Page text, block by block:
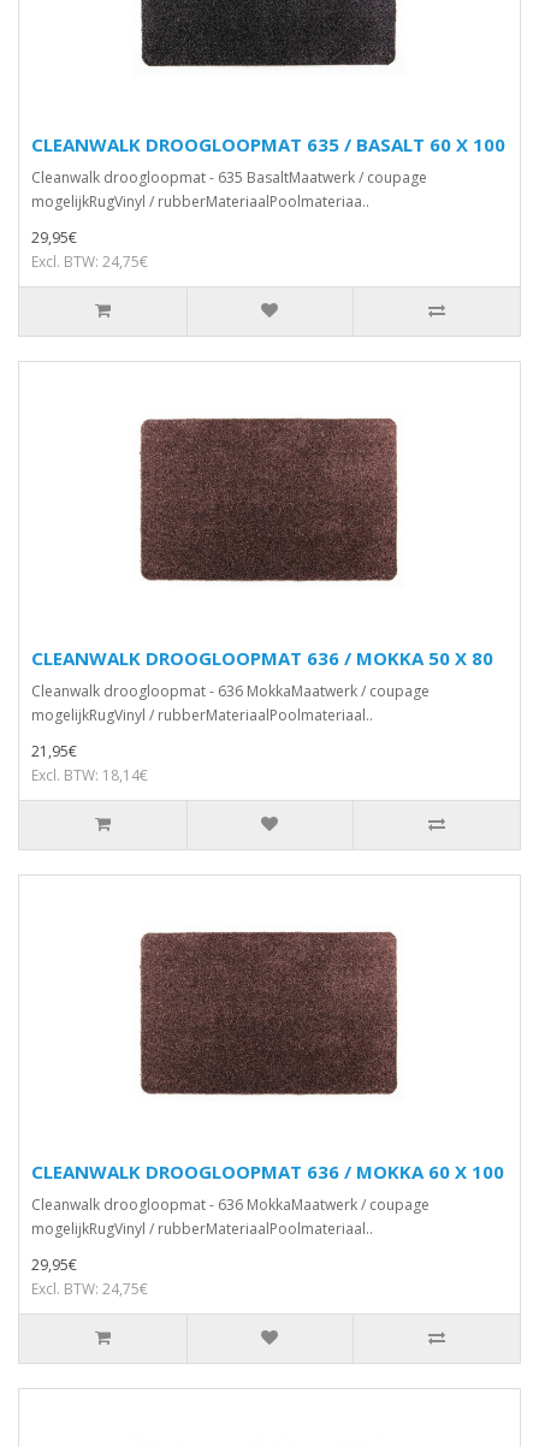
CLEANWALK DROOGLOOPMAT 635 / BASALT 60 X 100
Cleanwalk droogloopmat - 635 BasaltMaatwerk / coupage
mogelijkRugVinyl / rubberMateriaalPoolmateriaa..
29,95€
Excl. BTW: 24,75€
CLEANWALK DROOGLOOPMAT 636 / MOKKA 50 X 80
Cleanwalk droogloopmat - 636 MokkaMaatwerk / coupage
mogelijkRugVinyl / rubberMateriaalPoolmateriaal..
21,95€
Excl. BTW: 18,14€
CLEANWALK DROOGLOOPMAT 636 / MOKKA 60 X 100
Cleanwalk droogloopmat - 636 MokkaMaatwerk / coupage
mogelijkRugVinyl / rubberMateriaalPoolmateriaal..
29,95€
Excl. BTW: 24,75€